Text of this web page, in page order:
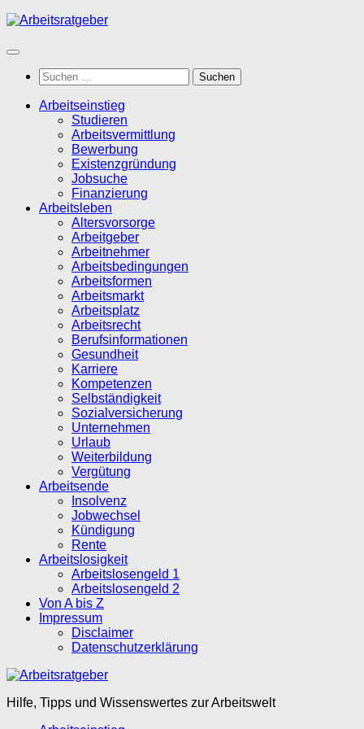
Zum
springen
Suchen
nach:
Arbeitseinstieg
Studieren
Arbeitsvermittlung
Bewerbung
Existenzgründung
Jobsuche
Finanzierung
Arbeitsleben
Altersvorsorge
Arbeitgeber
Arbeitnehmer
Arbeitsbedingungen
Arbeitsformen
Arbeitsmarkt
Arbeitsplatz
Arbeitsrecht
Berufsinformationen
Gesundheit
Karriere
Kompetenzen
Selbständigkeit
Sozialversicherung
Unternehmen
Urlaub
Weiterbildung
Vergütung
Arbeitsende
Insolvenz
Jobwechsel
Kündigung
Rente
Arbeitslosigkeit
Arbeitslosengeld 1
Arbeitslosengeld 2
Von A bis Z
Impressum
Disclaimer
Datenschutzerklärung
Hilfe, Tipps und Wissenswertes zur Arbeitswelt